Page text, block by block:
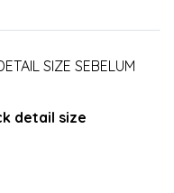
SIZE SEBELUM
detail size